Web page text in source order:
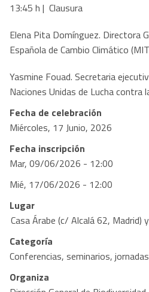
13:45 h | Clausura
Elena Pita Domínguez. Directora
Española de Cambio Climático
Yasmine Fouad. Secretaria
Naciones Unidas de Lucha contra
Fecha de celebración
Miércoles, 17 Junio, 2026
Fecha inscripción
Mar, 09/06/2026 - 12:00
Mié, 17/06/2026 - 12:00
Lugar
Casa Árabe (c/ Alcalá 62, Madrid)
Categoría
Conferencias, seminarios,
Organiza